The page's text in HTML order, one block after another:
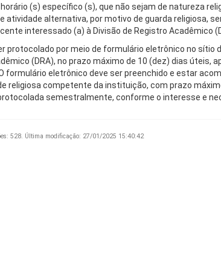
(s) específico (s), que não sejam de natureza
atividade alternativa, por motivo de guarda religiosa,
interessado (a) à Divisão de Registro Acadêmico
protocolado por meio de formulário eletrônico no sítio
(DRA), no prazo máximo de 10 (dez) dias úteis,
formulário eletrônico deve ser preenchido e estar
religiosa competente da instituição, com prazo
semestralmente, conforme o interesse e
528. Última modificação: 27/01/2025 15:40:42